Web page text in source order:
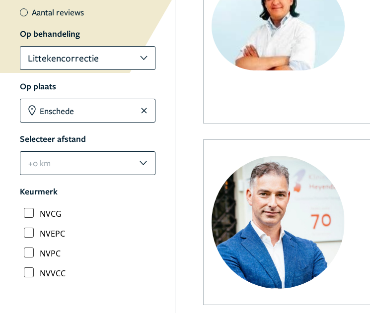
Aantal reviews
Op behandeling
Littekencorrectie
Op plaats
Selecteer afstand
+0 km
Keurmerk
NVCG
NVEPC
NVPC
NVVCC